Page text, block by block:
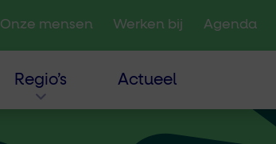
Onze mensen Werken bij Agenda
Regio’s Actueel